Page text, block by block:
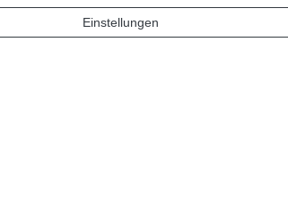
43,00 € *
*inkl. ges. MwSt.
Einstellungen